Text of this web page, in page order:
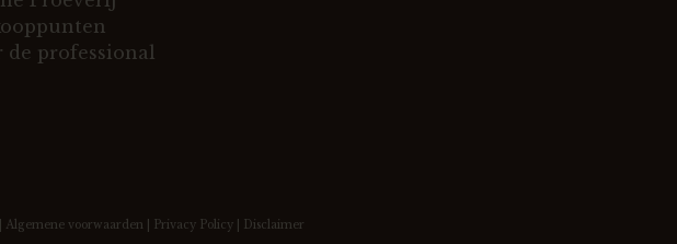
de professional
Algemene voorwaarden Privacy Policy Disclaimer